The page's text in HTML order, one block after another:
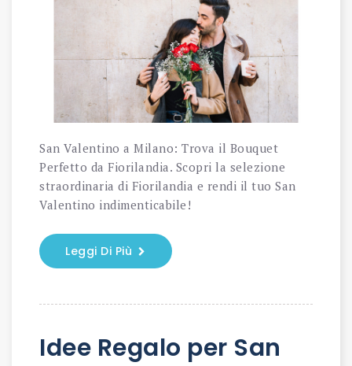
San Valentino a Milano: Trova il Bouquet
Perfetto da Fiorilandia. Scopri la selezione
straordinaria di Fiorilandia e rendi il tuo San
Valentino indimenticabile!
Leggi Di Più
Idee Regalo per San